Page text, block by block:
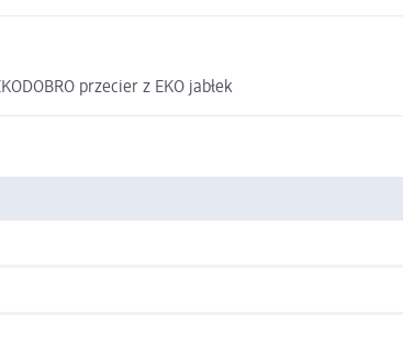
przecier z EKO jabłek